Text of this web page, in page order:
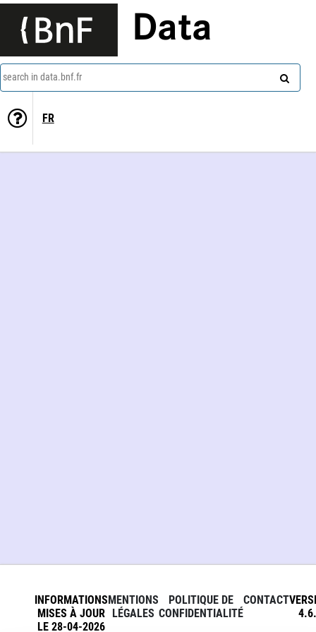
Data
search in data.bnf.fr
FR
INFORMATIONS
MISES À JOUR
LE 28-04-2026
MENTIONS
LÉGALES
POLITIQUE DE
CONFIDENTIALITÉ
CONTACT